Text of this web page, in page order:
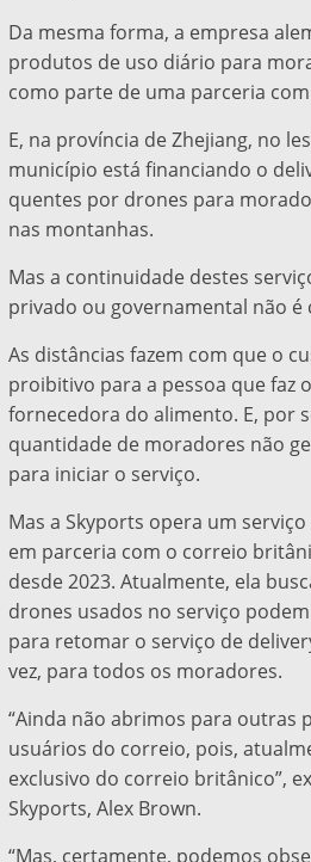
Da mesma forma, a empresa
produtos de uso diário para
como parte de uma parceria
E, na província de Zhejiang, no
município está financiando o
quentes por drones para
nas montanhas.
Mas a continuidade destes
privado ou governamental não é
As distâncias fazem com que o
proibitivo para a pessoa que faz
fornecedora do alimento. E, por
quantidade de moradores não
para iniciar o serviço.
Mas a Skyports opera um
em parceria com o correio
desde 2023. Atualmente, ela
drones usados no serviço
para retomar o serviço de
vez, para todos os moradores.
“Ainda não abrimos para outras
usuários do correio, pois,
exclusivo do correio britânico”,
Skyports, Alex Brown.
“Mas, certamente, podemos